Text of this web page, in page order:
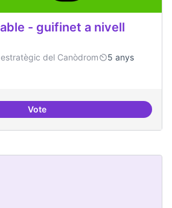
- guifinet a nivell
del Canòdrom
5 anys
VoteModel exportable - guifinet a